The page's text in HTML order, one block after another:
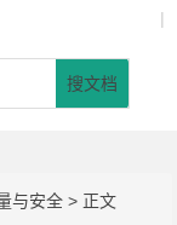
|
搜文档
与安全 > 正文